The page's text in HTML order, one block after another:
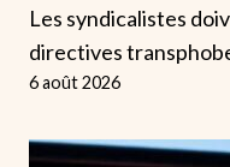
Les syndicalistes
directives
6 août 2026